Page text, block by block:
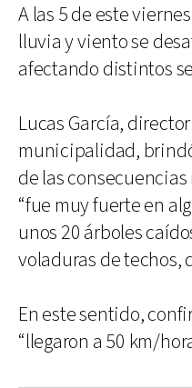
A las 5 de este
lluvia y viento se
afectando distintos
Lucas García,
municipalidad,
de las
“fue muy fuerte en
unos 20 árboles
voladuras de techos,
En este sentido,
“llegaron a 50 km/